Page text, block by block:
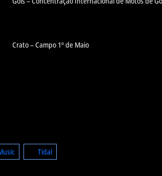
Crato – Campo 1º de Maio
Tidal